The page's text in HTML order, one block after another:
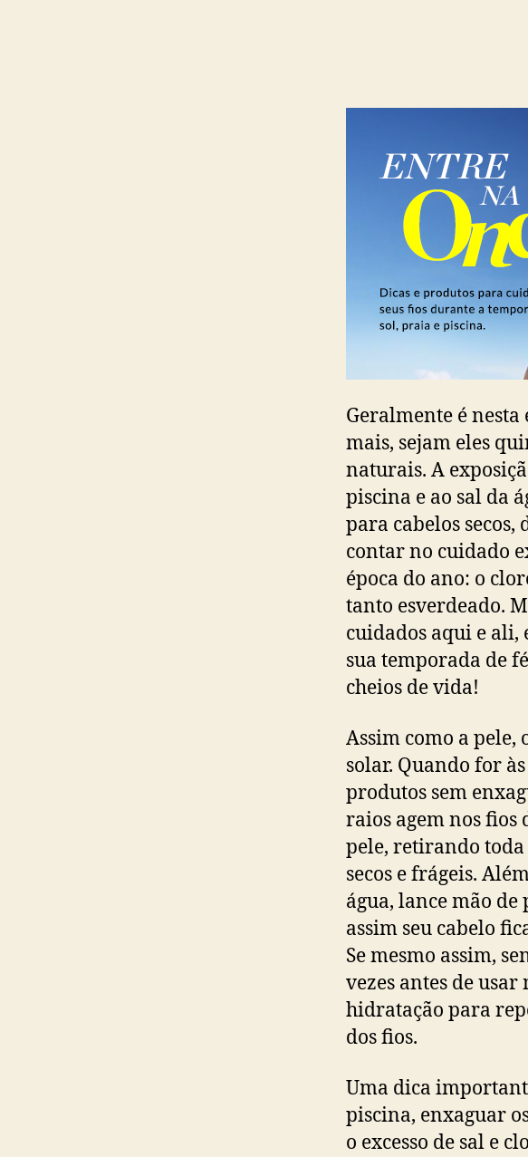
Geralmente é nesta
mais, sejam eles
naturais. A
piscina e ao sal da
para cabelos secos,
contar no cuidado
época do ano: o
tanto esverdeado.
cuidados aqui e
sua temporada de
cheios de vida!
Assim como a pele,
solar. Quando for
produtos sem
raios agem nos fios
pele, retirando
secos e frágeis.
água, lance mão de
assim seu cabelo
Se mesmo assim,
vezes antes de
hidratação para
dos fios.
Uma dica
piscina, enxaguar
o excesso de sal e